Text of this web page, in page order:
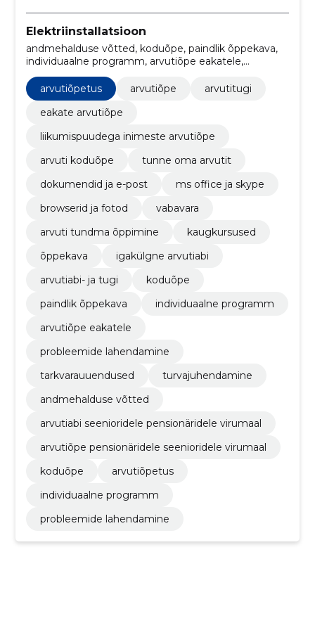
Elektriinstallatsioon
andmehalduse võtted, koduõpe, paindlik õppekava,
individuaalne programm, arvutiõpe eakatele,
probleemide lahendamine, tarkvarauuendused,
turvajuhendamine, individuaalne programm,
arvutiõpetus
arvutiõpetus arvutiõpe
arvutitugi
eakate arvutiõpe
liikumispuudega inimeste arvutiõpe
arvuti koduõpe
tunne oma arvutit
dokumendid ja e-post
ms office ja skype
browserid ja fotod
vabavara
arvuti tundma õppimine
kaugkursused
õppekava
igakülgne arvutiabi
arvutiabi- ja tugi
koduõpe
paindlik õppekava
individuaalne programm
arvutiõpe eakatele
probleemide lahendamine
tarkvarauuendused
turvajuhendamine
andmehalduse võtted
arvutiabi seenioridele pensionäridele virumaal
arvutiõpe pensionäridele seenioridele virumaal
koduõpe
arvutiõpetus
individuaalne programm
probleemide lahendamine